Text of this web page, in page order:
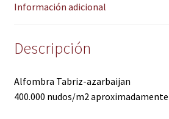
Información adicional
Descripción
Alfombra Tabriz-azarbaijan
400.000 nudos/m2 aproximadamente